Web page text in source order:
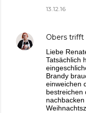
13.12.16
Obers trifft
Liebe
Tatsächlich
Brandy
einweichen
bestreichen